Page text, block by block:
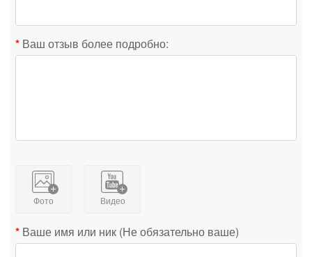
Ваш отзыв более подробно:
Фото Видео
Ваше имя или ник (Не обязательно ваше)